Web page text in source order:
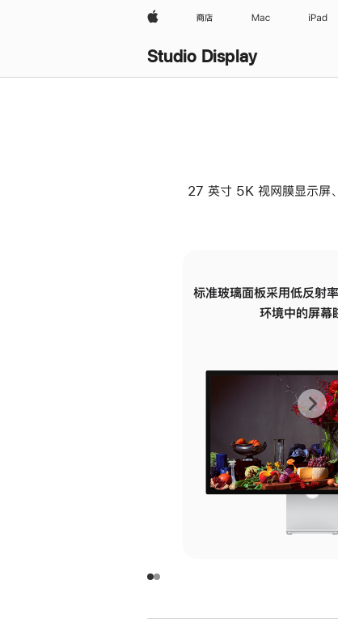
Apple 商店 Mac iPad
Studio Display
27 英寸 5K 视网膜显示屏
标准玻璃面板采用低反射
环境中的屏幕
上
一
张
图
下
一
张
图